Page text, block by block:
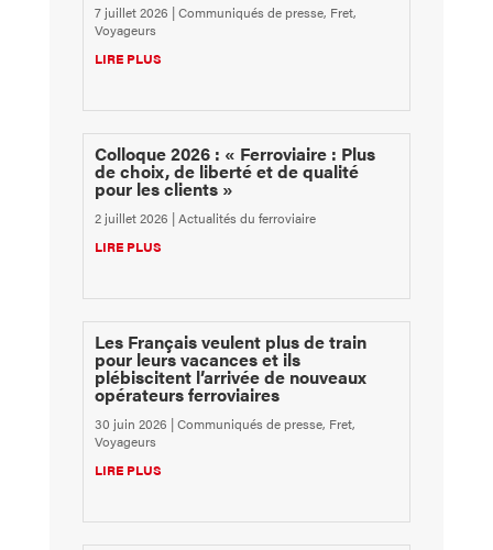
7 juillet 2026 |Communiqués de presse, Fret,
Voyageurs
LIRE PLUS
Colloque 2026 : « Ferroviaire : Plus
de choix, de liberté et de qualité
pour les clients »
2 juillet 2026 |Actualités du ferroviaire
LIRE PLUS
Les Français veulent plus de train
pour leurs vacances et ils
plébiscitent l’arrivée de nouveaux
opérateurs ferroviaires
30 juin 2026 |Communiqués de presse, Fret,
Voyageurs
LIRE PLUS